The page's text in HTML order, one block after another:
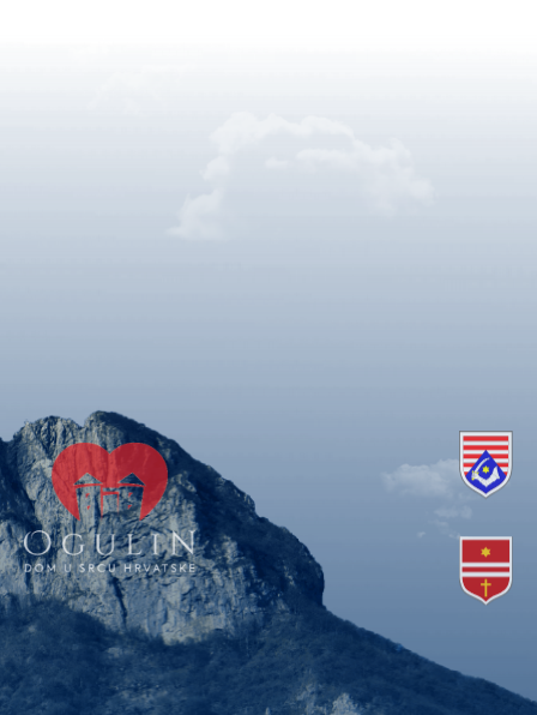
Copyright © 2018. Grad Ogulin, sva prava pridržana.